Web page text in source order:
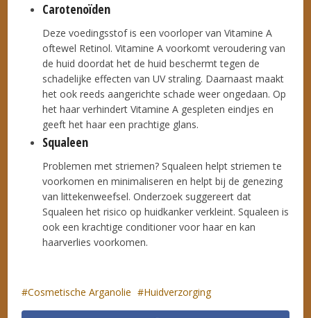
Carotenoïden
Deze voedingsstof is een voorloper van Vitamine A
oftewel Retinol. Vitamine A voorkomt veroudering van
de huid doordat het de huid beschermt tegen de
schadelijke effecten van UV straling. Daarnaast maakt
het ook reeds aangerichte schade weer ongedaan. Op
het haar verhindert Vitamine A gespleten eindjes en
geeft het haar een prachtige glans.
Squaleen
Problemen met striemen? Squaleen helpt striemen te
voorkomen en minimaliseren en helpt bij de genezing
van littekenweefsel. Onderzoek suggereert dat
Squaleen het risico op huidkanker verkleint. Squaleen is
ook een krachtige conditioner voor haar en kan
haarverlies voorkomen.
Cosmetische Arganolie Huidverzorging